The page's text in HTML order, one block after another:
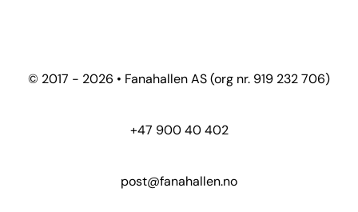
© 2017 - 2026 • Fanahallen AS (org nr. 919 232 706)
+47 900 40 402
post@fanahallen.no